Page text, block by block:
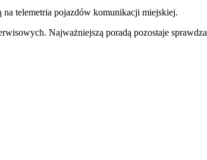
telemetria pojazdów komunikacji miejskiej.
Najważniejszą poradą pozostaje